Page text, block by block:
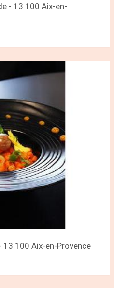
- 13 100 Aix-en-
13 100 Aix-en-Provence